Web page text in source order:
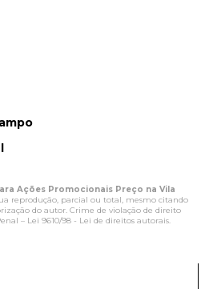
Ações Promocionais Preço na Vila
reprodução, parcial ou total, mesmo citando
do autor. Crime de violação de direito
– Lei 9610/98 - Lei de direitos autorais.